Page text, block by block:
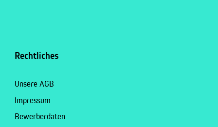
Rechtliches
Unsere AGB
Impressum
Bewerberdaten